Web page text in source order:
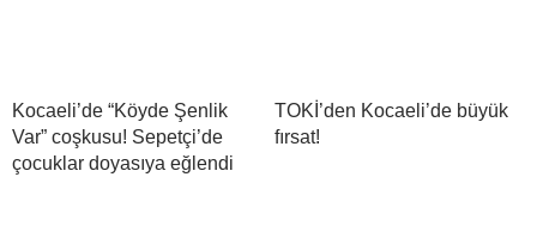
Kocaeli’de “Köyde Şenlik
Var” coşkusu! Sepetçi’de
çocuklar doyasıya eğlendi
TOKİ’den Kocaeli’de büyük
fırsat!